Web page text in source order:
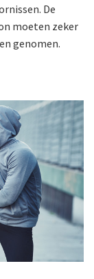
De
moeten zeker
genomen.